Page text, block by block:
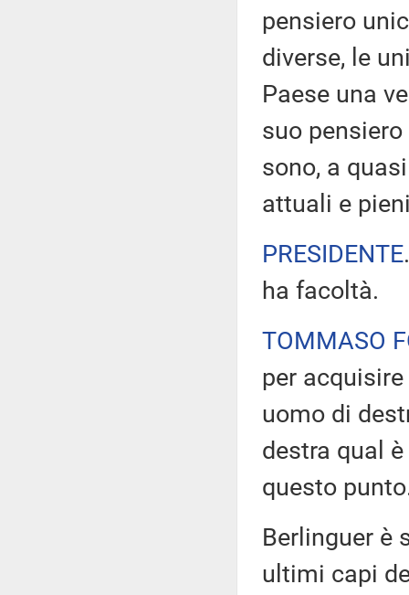
pensiero
diverse, le
Paese una
suo
sono, a
attuali e
PRESIDENTE
ha facoltà.
TOMMASO
per
uomo di
destra qual
questo
Berlinguer è
ultimi capi